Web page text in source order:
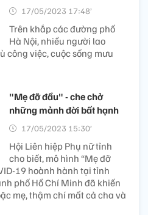
17/05/2023 17:48’
Trên khắp các đường phố
Hà Nội, nhiều người lao
công việc, cuộc sống mưu
"Mẹ đỡ đầu" - che chở
những mảnh đời bất hạnh
17/05/2023 15:30’
Hội Liên hiệp Phụ nữ tỉnh
cho biết, mô hình “Mẹ đỡ
19 hoành hành tại tỉnh
phố Hồ Chí Minh đã khiến
mẹ, thậm chí mất cả cha và